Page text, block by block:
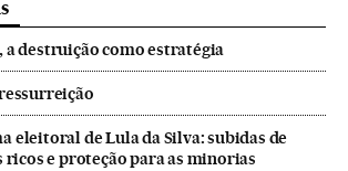
a destruição como estratégia
eleitoral de Lula da Silva: subidas de
ricos e proteção para as minorias